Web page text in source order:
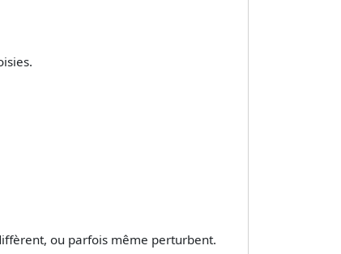
ou parfois même perturbent.